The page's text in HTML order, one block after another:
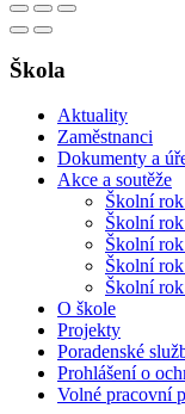
Škola
Aktuality
Zaměstnanci
Dokumenty a
Akce a soutěže
Školní
Školní
Školní
Školní
Školní
O škole
Projekty
Poradenské
Prohlášení o
Volné pracovní